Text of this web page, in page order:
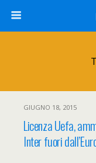
GIUGNO 18, 2015
Licenza Uefa,
Inter fuori